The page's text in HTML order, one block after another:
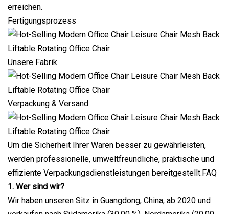
erreichen.
Fertigungsprozess
Unsere Fabrik
Verpackung & Versand
Um die Sicherheit Ihrer Waren besser zu gewährleisten,
werden professionelle, umweltfreundliche, praktische und
effiziente Verpackungsdienstleistungen bereitgestellt.FAQ
1. Wer sind wir?
Wir haben unseren Sitz in Guangdong, China, ab 2020 und